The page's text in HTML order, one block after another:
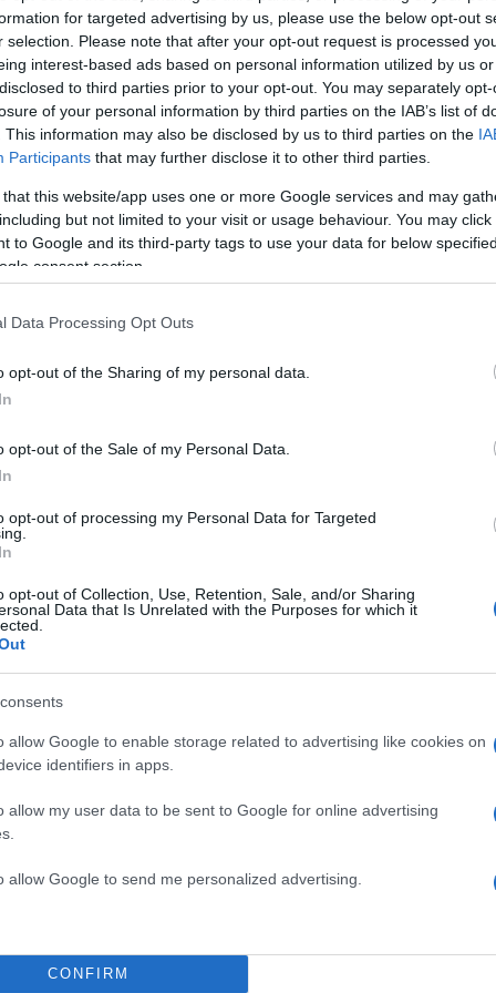
for targeted advertising by us, please use the below opt-out
selection. Please note that after your opt-out request is processed
interest-based ads based on personal information utilized by us
to third parties prior to your opt-out. You may separately
of your personal information by third parties on the IAB’s list of
This information may also be disclosed by us to third parties on the
Participants that may further disclose it to other third parties.
that this website/app uses one or more Google services and may
but not limited to your visit or usage behaviour. You may
to Google and its third-party tags to use your data for below
consent section.
Data Processing Opt Outs
opt-out of the Sharing of my personal data.
opt-out of the Sale of my Personal Data.
opt-out of processing my Personal Data for Targeted
opt-out of Collection, Use, Retention, Sale, and/or Sharing
Data that Is Unrelated with the Purposes for which it
allow Google to enable storage related to advertising like cookies on
identifiers in apps.
allow my user data to be sent to Google for online advertising
allow Google to send me personalized advertising.
CONFIRM
ΔΙΑΦΗΜΙΣΗ
Σχολίασε εδώ
Υποβολή σχολίου
από reCAPTCHA, ισχύουν Πολιτική Απορρήτου&Όροι Χρήσης
Ελλάδα